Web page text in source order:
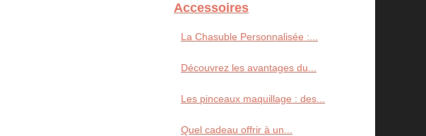
Accessoires
La Chasuble Personnalisée :...
Découvrez les avantages du...
Les pinceaux maquillage : des...
Quel cadeau offrir à un...